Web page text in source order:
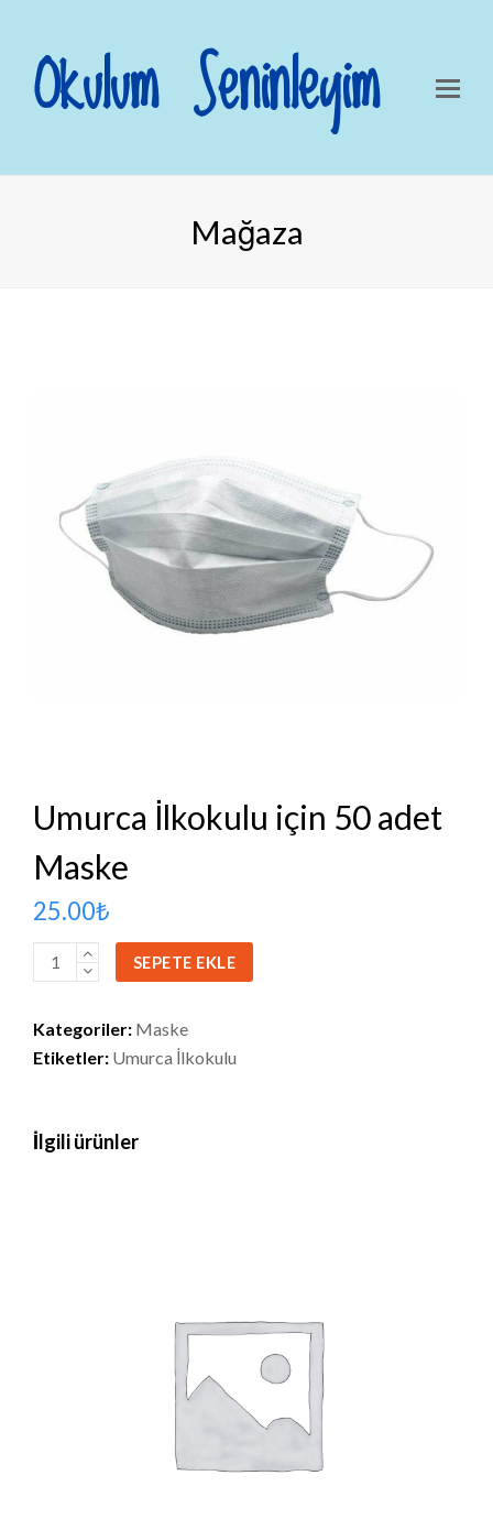
Okulum Seninleyim
Mağaza
Umurca İlkokulu için 50 adet
Maske
25.00₺
Umurca
İlkokulu
50
adet
adet
SEPETE EKLE
Kategoriler: Maske
Etiketler: Umurca İlkokulu
İlgili ürünler